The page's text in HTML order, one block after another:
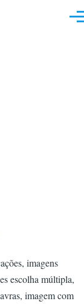
imagens
escolha múltipla,
imagem com